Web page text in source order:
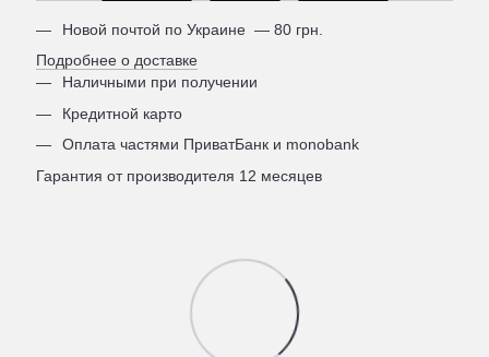
Новой почтой по Украине — 80 грн.
Подробнее о доставке
Наличными при получении
Кредитной карто
Оплата частями ПриватБанк и monobank
Гарантия от производителя 12 месяцев